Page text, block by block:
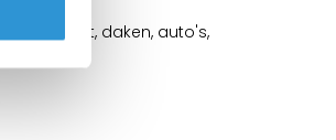
brandhout, daken, auto's,